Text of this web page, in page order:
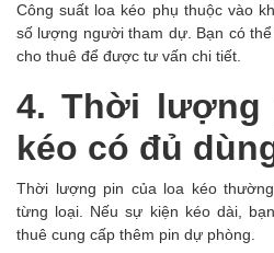
Công suất loa kéo phụ thuộc vào
số lượng người tham dự. Bạn có
cho thuê để được tư vấn chi tiết.
4. Thời lượng
kéo có đủ
Thời lượng pin của loa kéo
từng loại. Nếu sự kiện kéo dài,
thuê cung cấp thêm pin dự phòng.